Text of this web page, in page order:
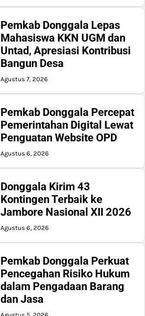
Pemkab Donggala Lepas
Mahasiswa KKN UGM dan
Untad, Apresiasi Kontribusi
Bangun Desa
Agustus 7, 2026
Pemkab Donggala Percepat
Pemerintahan Digital Lewat
Penguatan Website OPD
Agustus 6, 2026
Donggala Kirim 43
Kontingen Terbaik ke
Jambore Nasional XII 2026
Agustus 6, 2026
Pemkab Donggala Perkuat
Pencegahan Risiko Hukum
dalam Pengadaan Barang
dan Jasa